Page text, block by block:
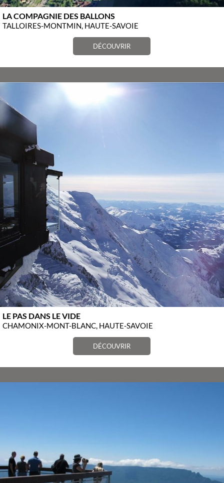
LA COMPAGNIE DES BALLONS
TALLOIRES-MONTMIN, HAUTE-SAVOIE
DÉCOUVRIR
LE PAS DANS LE VIDE
CHAMONIX-MONT-BLANC, HAUTE-SAVOIE
DÉCOUVRIR